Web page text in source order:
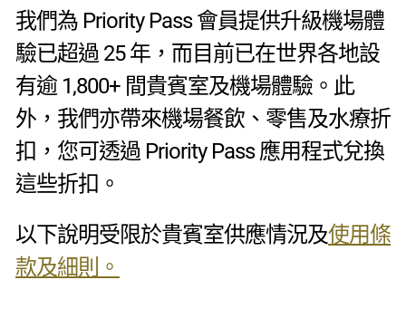
我們為 Priority Pass 會員提供升級機場體
驗已超過 25 年，而目前已在世界各地設
有逾 1,800+ 間貴賓室及機場體驗。此
外，我們亦帶來機場餐飲、零售及水療折
扣，您可透過 Priority Pass 應用程式兌換
這些折扣。
以下說明受限於貴賓室供應情況及使用條
款及細則。